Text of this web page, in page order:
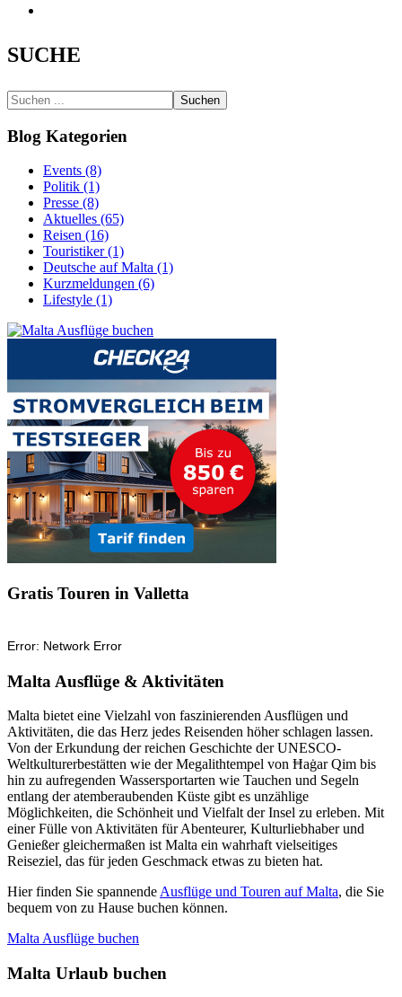
SUCHE
Suchen
Blog Kategorien
Events (8)
Politik (1)
Presse (8)
Aktuelles (65)
Reisen (16)
Touristiker (1)
Deutsche auf Malta (1)
Kurzmeldungen (6)
Lifestyle (1)
Gratis Touren in Valletta
Malta Ausflüge & Aktivitäten
Malta bietet eine Vielzahl von faszinierenden Ausflügen und
Aktivitäten, die das Herz jedes Reisenden höher schlagen lassen.
Von der Erkundung der reichen Geschichte der UNESCO-
Weltkulturerbestätten wie der Megalithtempel von Ħaġar Qim bis
hin zu aufregenden Wassersportarten wie Tauchen und Segeln
entlang der atemberaubenden Küste gibt es unzählige
Möglichkeiten, die Schönheit und Vielfalt der Insel zu erleben. Mit
einer Fülle von Aktivitäten für Abenteurer, Kulturliebhaber und
Genießer gleichermaßen ist Malta ein wahrhaft vielseitiges
Reiseziel, das für jeden Geschmack etwas zu bieten hat.
Hier finden Sie spannende Ausflüge und Touren auf Malta, die Sie
bequem von zu Hause buchen können.
Malta Ausflüge buchen
Malta Urlaub buchen